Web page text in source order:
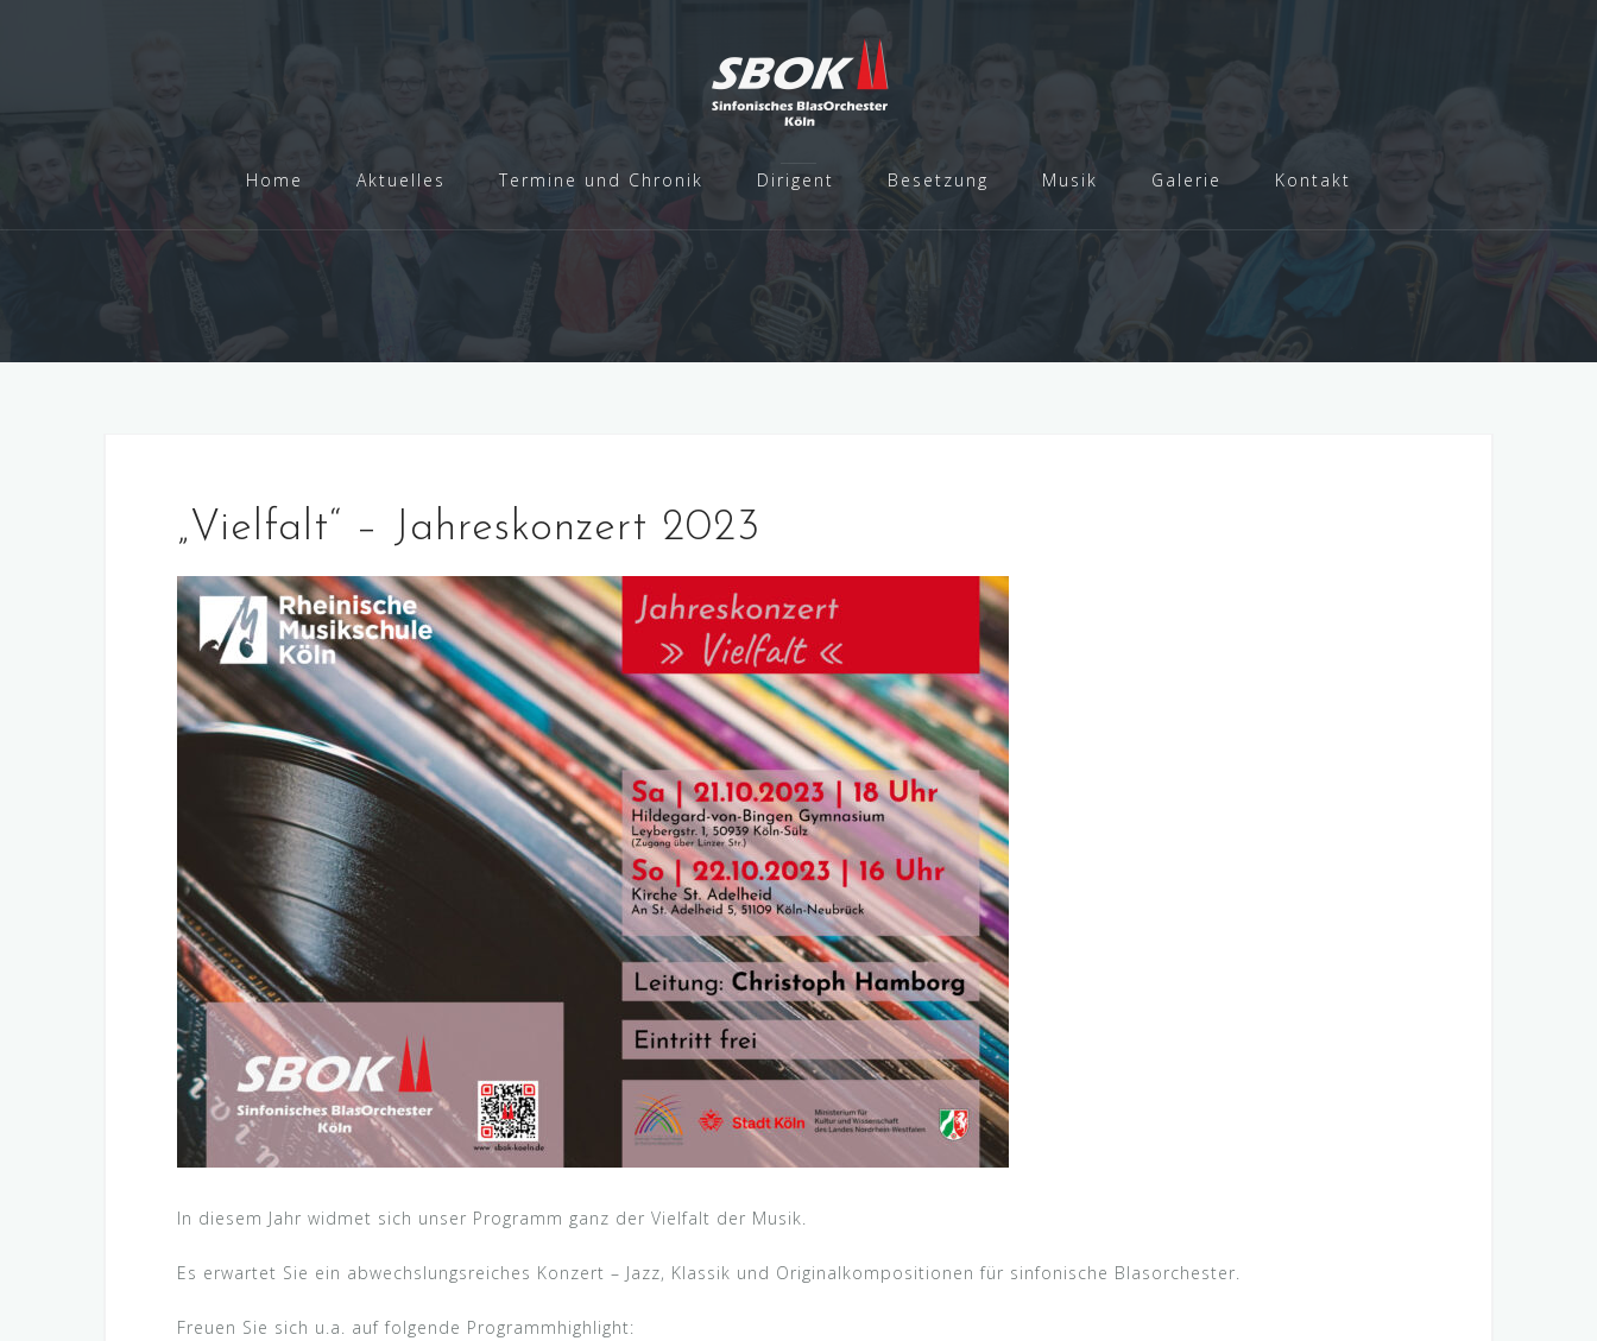
Home Aktuelles Termine und Chronik Dirigent Besetzung Musik Galerie Kontakt
„Vielfalt“ – Jahreskonzert 2023
In diesem Jahr widmet sich unser Programm ganz der Vielfalt der Musik.
Es erwartet Sie ein abwechslungsreiches Konzert – Jazz, Klassik und Originalkompositionen für sinfonische Blasorchester.
Freuen Sie sich u.a. auf folgende Programmhighlight: